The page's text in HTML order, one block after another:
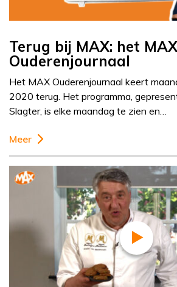
Terug bij MAX: het MAX
Ouderenjournaal
Het MAX Ouderenjournaal keert
2020 terug. Het programma,
Slagter, is elke maandag te zien en…
Meer